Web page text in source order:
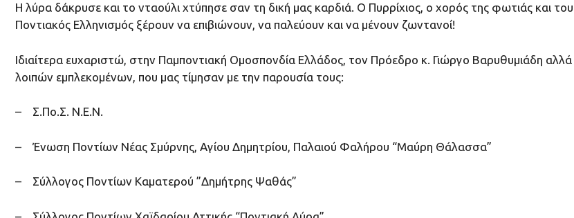
Η λύρα δάκρυσε και το νταούλι χτύπησε σαν τη δική μας καρδιά. Ο Πυρρίχιος, ο χορός της φωτιάς και
Ποντιακός Ελληνισμός ξέρουν να επιβιώνουν, να παλεύουν και να μένουν ζωντανοί!
Ιδιαίτερα ευχαριστώ, στην Παμποντιακή Ομοσπονδία Ελλάδος, τον Πρόεδρο κ. Γιώργο Βαρυθυμιάδη
λοιπών εμπλεκομένων, που μας τίμησαν με την παρουσία τους:
– Σ.Πο.Σ. Ν.Ε.Ν.
– Ένωση Ποντίων Νέας Σμύρνης, Αγίου Δημητρίου, Παλαιού Φαλήρου “Μαύρη Θάλασσα”
– Σύλλογος Ποντίων Καματερού ”Δημήτρης Ψαθάς”